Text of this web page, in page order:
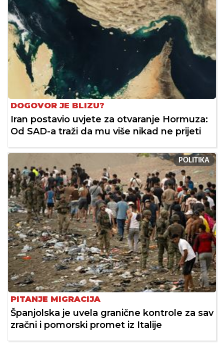
DOGOVOR JE BLIZU?
Iran postavio uvjete za otvaranje Hormuza:
Od SAD-a traži da mu više nikad ne prijeti
POLITIKA
PITANJE MIGRACIJA
Španjolska je uvela granične kontrole za sav
zračni i pomorski promet iz Italije